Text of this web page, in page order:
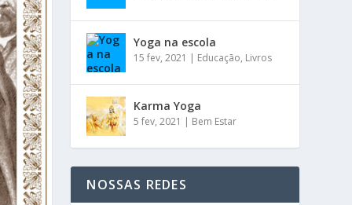
Yoga na escola
15 fev, 2021 | Educação, Livros
Karma Yoga
5 fev, 2021 | Bem Estar
NOSSAS REDES